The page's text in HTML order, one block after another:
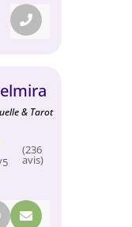
& Tarot
(236
avis)